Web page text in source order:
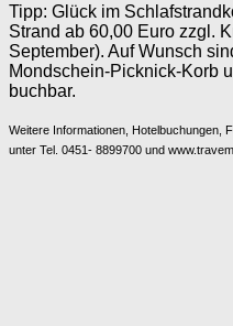
Tipp: Glück im
Strand ab 60,00 Euro zzgl.
September). Auf Wunsch
Mondschein-Picknick-Korb
buchbar.
Weitere Informationen, Hotelbuchungen,
unter Tel. 0451- 8899700 und